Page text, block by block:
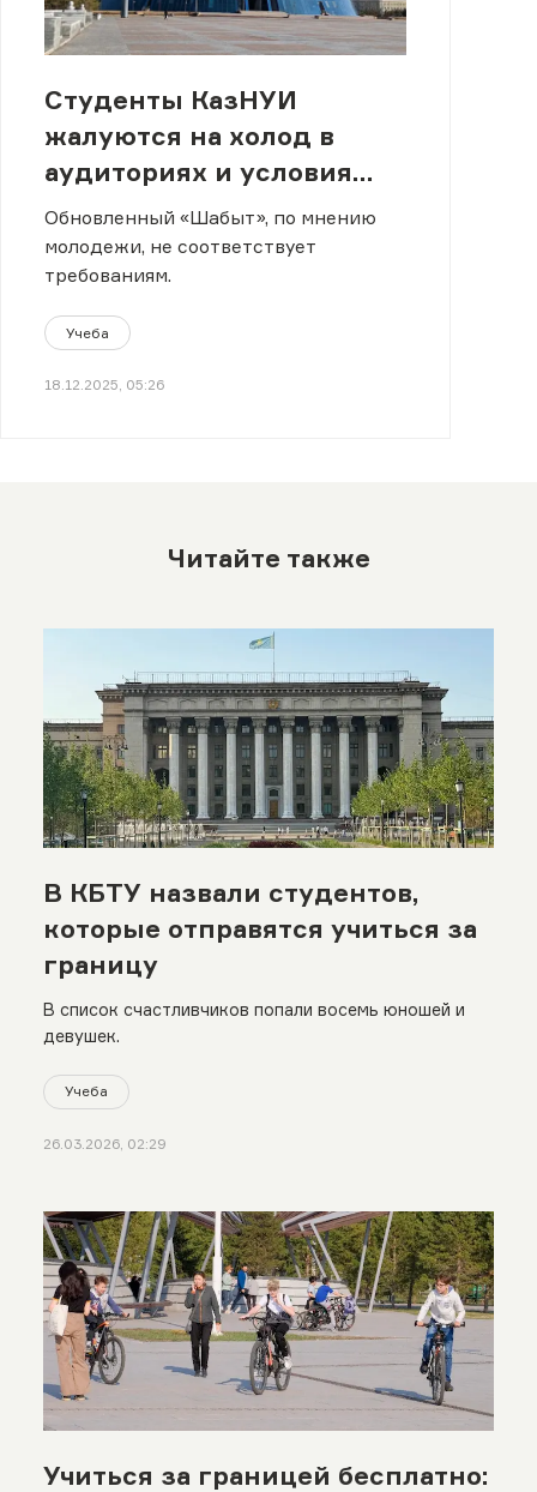
Студенты КазНУИ
жалуются на холод в
аудиториях и условия
обучения
Обновленный «Шабыт», по мнению
молодежи, не соответствует
требованиям.
Учеба
18.12.2025, 05:26
Читайте также
В КБТУ назвали студентов,
которые отправятся учиться за
границу
В список счастливчиков попали восемь юношей и
девушек.
Учеба
26.03.2026, 02:29
Учиться за границей бесплатно: